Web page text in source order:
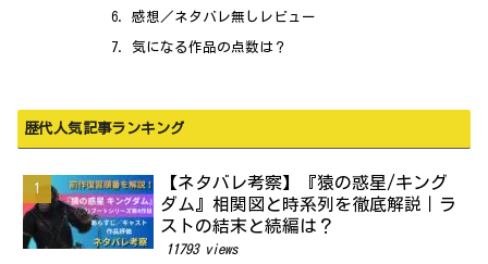
感想／ネタバレ無しレビュー
気になる作品の点数は？
歴代人気記事ランキング
【ネタバレ考察】『猿の惑星/キング
ダム』相関図と時系列を徹底解説｜ラ
ストの結末と続編は？
11793 views